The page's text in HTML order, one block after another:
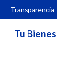
Transparencia
Tu